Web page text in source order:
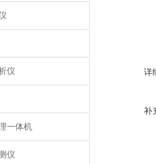
仪
一体机
仪
详
补